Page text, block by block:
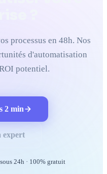
processus en 48h. Nos
d'automatisation
potentiel.
2 min
expert
24h · 100% gratuit